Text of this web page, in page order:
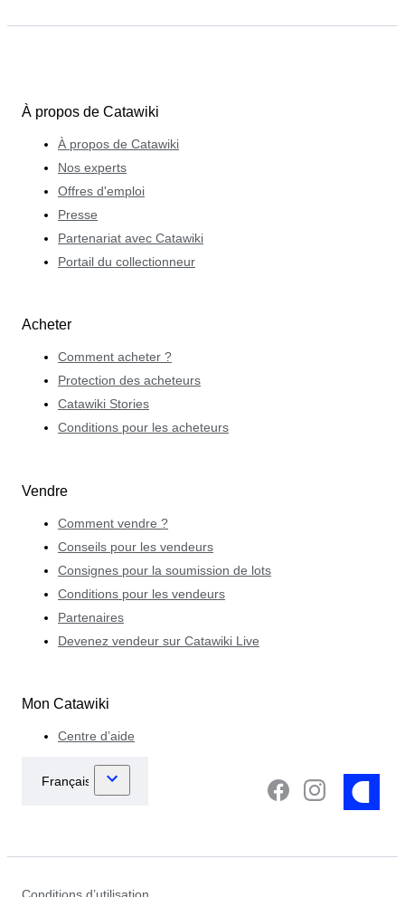
À propos de Catawiki
À propos de Catawiki
Nos experts
Offres d'emploi
Presse
Partenariat avec Catawiki
Portail du collectionneur
Acheter
Comment acheter ?
Protection des acheteurs
Catawiki Stories
Conditions pour les acheteurs
Vendre
Comment vendre ?
Conseils pour les vendeurs
Consignes pour la soumission de lots
Conditions pour les vendeurs
Partenaires
Devenez vendeur sur Catawiki Live
Mon Catawiki
Centre d’aide